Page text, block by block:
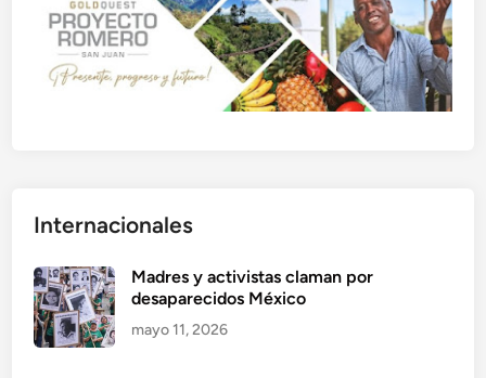
Internacionales
Madres y activistas claman por
desaparecidos México
mayo 11, 2026